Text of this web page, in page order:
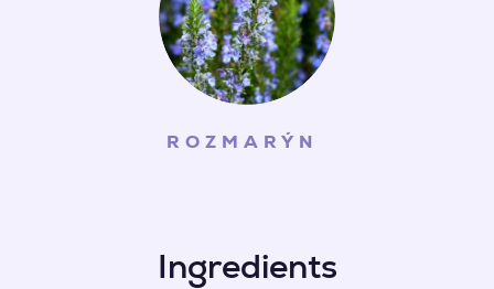
ROZMARÝN
Ingredients